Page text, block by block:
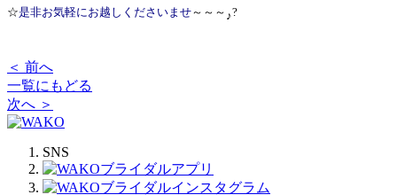
☆是非お気軽にお越しくださいませ～～～ ♪?
＜ 前へ
一覧にもどる
次へ ＞
SNS